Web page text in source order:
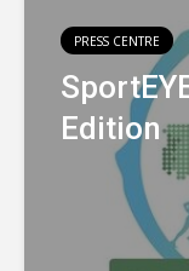
PRESS CENTRE
Edition